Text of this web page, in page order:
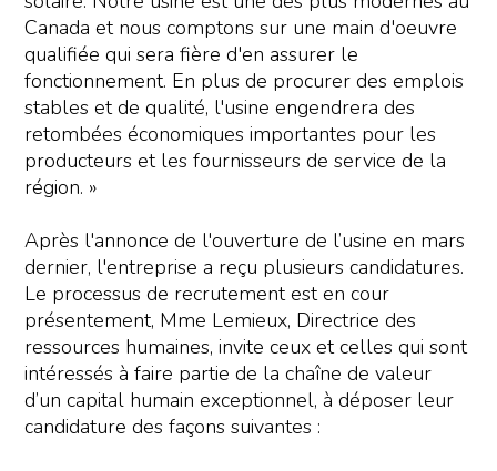
Canada et nous comptons sur une main d'oeuvre
qualifiée qui sera fière d'en assurer le
fonctionnement. En plus de procurer des emplois
stables et de qualité, l'usine engendrera des
retombées économiques importantes pour les
producteurs et les fournisseurs de service de la
région. »
Après l'annonce de l'ouverture de l’usine en mars
dernier, l'entreprise a reçu plusieurs candidatures.
Le processus de recrutement est en cour
présentement, Mme Lemieux, Directrice des
ressources humaines, invite ceux et celles qui sont
intéressés à faire partie de la chaîne de valeur
d’un capital humain exceptionnel, à déposer leur
candidature des façons suivantes :